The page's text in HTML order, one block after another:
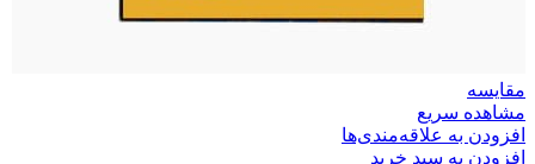
مقایسه
مشاهده سریع
افزودن به علاقه‌مندی‌ها
افزودن به سبد خرید